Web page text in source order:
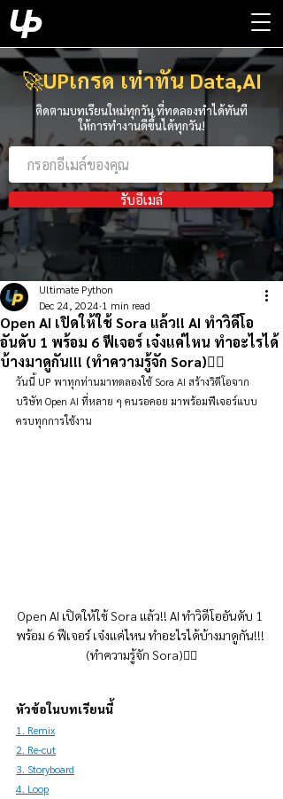
🚀UPเกรด เท่าทัน Data,AI
ติดตามบทเรียนใหม่ทุกวัน ที่ทดลองทำได้ทันที
ให้การทำงานดีขึ้นได้ทุกวัน!
รับอีเมล์
Open AI เปิดให้ใช้ Sora แล้ว!! AI ทำวิดีโอ
อันดับ 1 พร้อม 6 ฟีเจอร์ เจ๋งแค่ไหน ทำอะไรได้
บ้างมาดูกัน!!! (ทำความรู้จัก Sora)👇🏻
Ultimate Python
Dec 24, 2024 1 min read
วันนี้ UP พาทุกท่านมาทดลองใช้ Sora AI สร้างวิดีโอจาก
บริษัท Open AI ที่หลาย ๆ คนรอคอย มาพร้อมฟีเจอร์แบบ
ครบทุกการใช้งาน
Open AI เปิดให้ใช้ Sora แล้ว!! AI ทำวิดีโออันดับ 1
พร้อม 6 ฟีเจอร์ เจ๋งแค่ไหน ทำอะไรได้บ้างมาดูกัน!!!
(ทำความรู้จัก Sora)👇🏻
หัวข้อในบทเรียนนี้
1. Remix
2. Re-cut
3. Storyboard
4. Loop